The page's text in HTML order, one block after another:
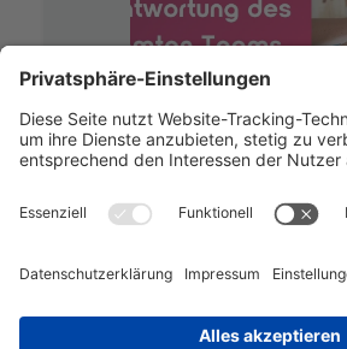
qualität ist die
arjan brands
05 Nov 18